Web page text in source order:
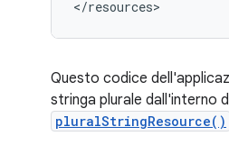
</resources>
Questo codice
stringa plurale dall'interno
pluralStringResource()